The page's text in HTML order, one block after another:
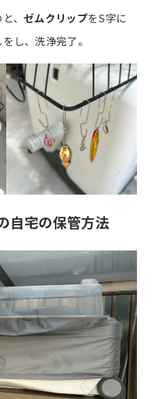
と、ゼムクリップをS字に
し、洗浄完了。
自宅の保管方法